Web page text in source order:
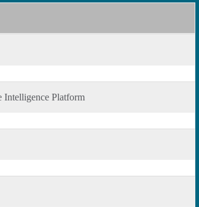
Intelligence Platform